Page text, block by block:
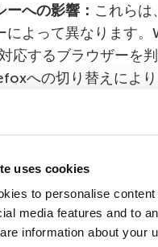
uses cookies
to personalise
media features and to
information about your
ーへの影響： これらは
によって異なります。
応するブラウザーを
への切り替えによ
向上するか、Safariと
能性があります。一
これらのブラウザーの
デフォルト設定でもこ
。